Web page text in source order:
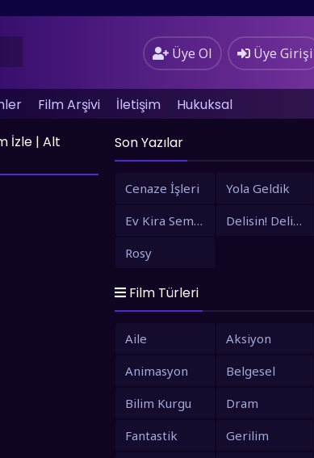
Üye Ol Üye Girişi
Film Arşivi İletişim
Hukuksal
İzle | Alt
Son Yazılar
Cenaze İşleri
Yola Geldik
Ev Kira Semt Bizim
Delisin! Delisin!
Rosy
Film Türleri
Aile
Aksiyon
Animasyon
Belgesel
Bilim Kurgu
Dram
Fantastik
Gerilim